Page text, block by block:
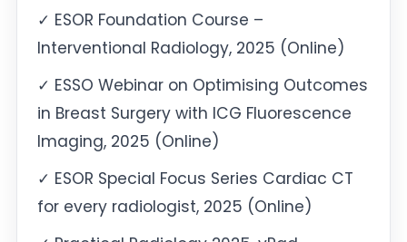
✓ ESOR Foundation Course –
Interventional Radiology, 2025 (Online)
✓ ESSO Webinar on Optimising Outcomes
in Breast Surgery with ICG Fluorescence
Imaging, 2025 (Online)
✓ ESOR Special Focus Series Cardiac CT
for every radiologist, 2025 (Online)